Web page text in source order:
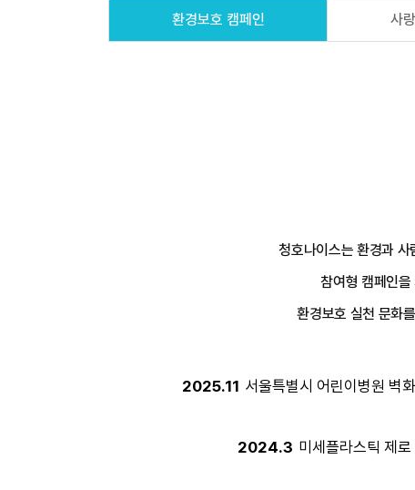
환경보호 캠페인 사
청호나이스는 환경과
참여형 캠페인
환경보호 실천 문화
2025.11 서울특별시 어린이병원 벽
2024.3 미세플라스틱 제